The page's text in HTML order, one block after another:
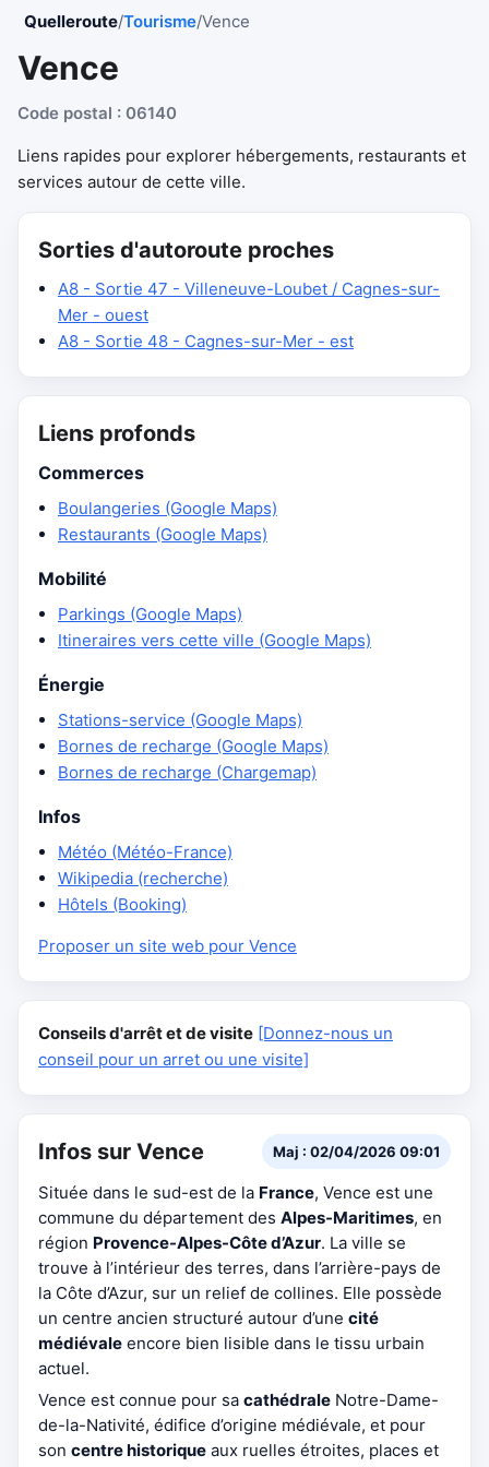
Quelleroute/Tourisme/Vence
Vence
Code postal : 06140
Liens rapides pour explorer hébergements, restaurants et
services autour de cette ville.
Sorties d'autoroute proches
A8 - Sortie 47 - Villeneuve-Loubet / Cagnes-sur-
Mer - ouest
A8 - Sortie 48 - Cagnes-sur-Mer - est
Liens profonds
Commerces
Boulangeries (Google Maps)
Restaurants (Google Maps)
Mobilité
Parkings (Google Maps)
Itineraires vers cette ville (Google Maps)
Énergie
Stations-service (Google Maps)
Bornes de recharge (Google Maps)
Bornes de recharge (Chargemap)
Infos
Météo (Météo-France)
Wikipedia (recherche)
Hôtels (Booking)
Proposer un site web pour Vence
Conseils d'arrêt et de visite [Donnez-nous un
conseil pour un arret ou une visite]
Infos sur Vence Maj : 02/04/2026 09:01
Située dans le sud-est de la France, Vence est une
commune du département des Alpes-Maritimes, en
région Provence-Alpes-Côte d’Azur. La ville se
trouve à l’intérieur des terres, dans l’arrière-pays de
la Côte d’Azur, sur un relief de collines. Elle possède
un centre ancien structuré autour d’une cité
médiévale encore bien lisible dans le tissu urbain
actuel.
Vence est connue pour sa cathédrale Notre-Dame-
de-la-Nativité, édifice d’origine médiévale, et pour
son centre historique aux ruelles étroites, places et